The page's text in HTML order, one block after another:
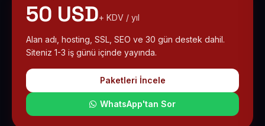
50 USD+ KDV / yıl
Alan adı, hosting, SSL, SEO ve 30 gün destek dahil.
Siteniz 1-3 iş günü içinde yayında.
Paketleri İncele
WhatsApp'tan Sor